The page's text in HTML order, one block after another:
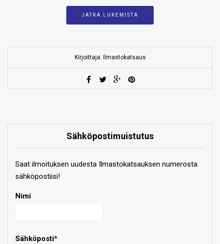
JATKA LUKEMISTA
Kirjoittaja: Ilmastokatsaus
Sähköpostimuistutus
Saat ilmoituksen uudesta Ilmastokatsauksen numerosta
sähköpostiisi!
Nimi
Sähköposti*